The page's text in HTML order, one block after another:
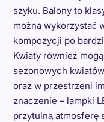
szyku. Balony to
można wykorzystać
kompozycji po
Kwiaty również
sezonowych
oraz w przestrzeni
znaczenie – lampki
przytulną atmosferę